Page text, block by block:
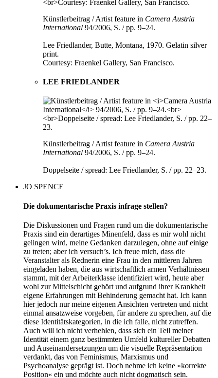
Künstlerbeitrag / Artist feature in Camera Austria
International 94/2006, S. / pp. 9–24.
Lee Friedlander, Butte, Montana, 1970. Gelatin silver
print.
Courtesy: Fraenkel Gallery, San Francisco.
LEE FRIEDLANDER
Künstlerbeitrag / Artist feature in Camera Austria
International 94/2006, S. / pp. 9–24.
Doppelseite / spread: Lee Friedlander, S. / pp. 22–23.
JO SPENCE
Die dokumentarische Praxis infrage stellen?
Die Diskussionen und Fragen rund um die dokumentarische
Praxis sind ein derartiges Minenfeld, dass es mir wohl nicht
gelingen wird, meine Gedanken darzulegen, ohne auf einige
zu treten; aber ich versuch’s. Ich freue mich, dass die
Veranstalter als Rednerin eine Frau in den mittleren Jahren
eingeladen haben, die aus wirtschaftlich armen Verhältnissen
stammt, mit der Arbeiterklasse identifiziert wird, heute aber
wohl zur Mittelschicht gehört und aufgrund ihrer Krankheit
eigene Erfahrungen mit Behinderung gemacht hat. Ich kann
hier jedoch nur meine eigenen Ansichten vertreten und nicht
einmal ansatzweise vorgeben, für andere zu sprechen, auf die
diese Identitätskategorien, in die ich falle, nicht zutreffen.
Auch will ich nicht verhehlen, dass sich ein Teil meiner
Identität einem ganz bestimmten Umfeld kultureller Debatten
und Auseinandersetzungen um die visuelle Repräsentation
verdankt, das von Feminismus, Marxismus und
Psychoanalyse geprägt ist. Doch nehme ich keine »korrekte
Position« ein und möchte auch nicht dogmatisch sein.